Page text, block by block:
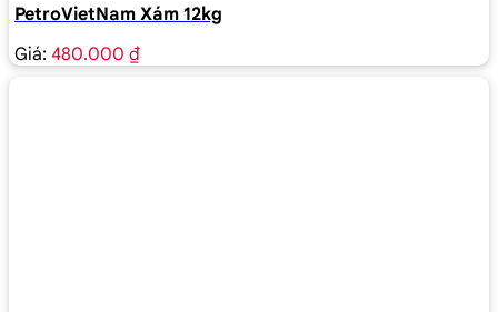
PetroVietNam Xám 12kg
Giá: 480.000 ₫